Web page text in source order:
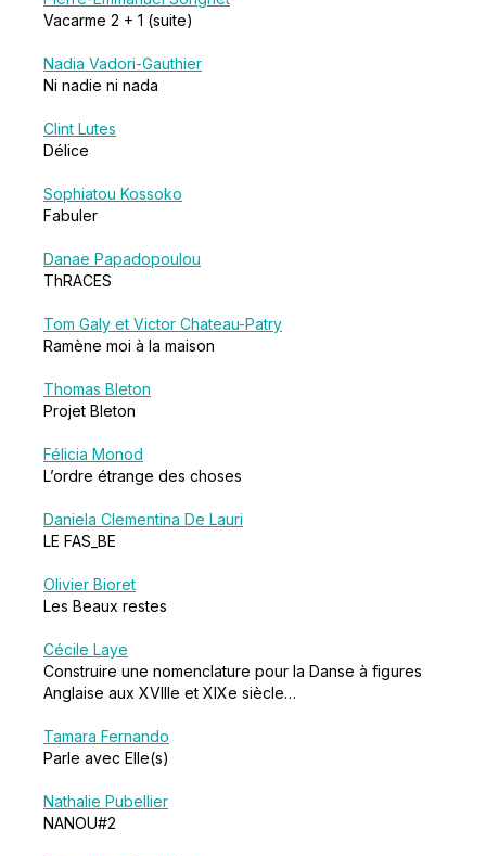
Vacarme 2 + 1 (suite)
Nadia Vadori-Gauthier
Ni nadie ni nada
Clint Lutes
Délice
Sophiatou Kossoko
Fabuler
Danae Papadopoulou
ThRACES
Tom Galy et Victor Chateau-Patry
Ramène moi à la maison
Thomas Bleton
Projet Bleton
Félicia Monod
L’ordre étrange des choses
Daniela Clementina De Lauri
LE FAS_BE
Olivier Bioret
Les Beaux restes
Cécile Laye
Construire une nomenclature pour la Danse à figures
Anglaise aux XVIIIe et XIXe siècle…
Tamara Fernando
Parle avec Elle(s)
Nathalie Pubellier
NANOU#2